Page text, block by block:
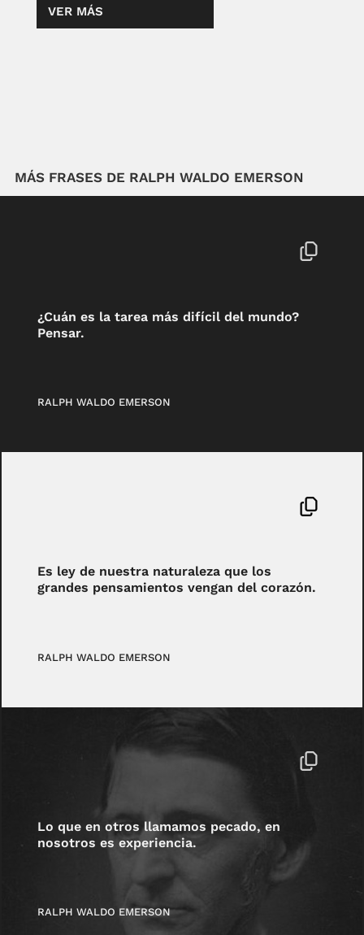
VER MÁS
MÁS FRASES DE RALPH WALDO EMERSON
¿Cuán es la tarea más difícil del mundo?
Pensar.
RALPH WALDO EMERSON
Es ley de nuestra naturaleza que los
grandes pensamientos vengan del corazón.
RALPH WALDO EMERSON
Lo que en otros llamamos pecado, en
nosotros es experiencia.
RALPH WALDO EMERSON